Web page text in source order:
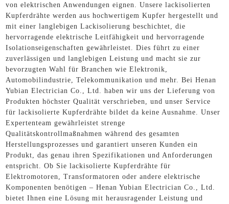
von elektrischen Anwendungen eignen. Unsere lackisolierten
Kupferdrähte werden aus hochwertigem Kupfer hergestellt und
mit einer langlebigen Lackisolierung beschichtet, die
hervorragende elektrische Leitfähigkeit und hervorragende
Isolationseigenschaften gewährleistet. Dies führt zu einer
zuverlässigen und langlebigen Leistung und macht sie zur
bevorzugten Wahl für Branchen wie Elektronik,
Automobilindustrie, Telekommunikation und mehr. Bei Henan
Yubian Electrician Co., Ltd. haben wir uns der Lieferung von
Produkten höchster Qualität verschrieben, und unser Service
für lackisolierte Kupferdrähte bildet da keine Ausnahme. Unser
Expertenteam gewährleistet strenge
Qualitätskontrollmaßnahmen während des gesamten
Herstellungsprozesses und garantiert unseren Kunden ein
Produkt, das genau ihren Spezifikationen und Anforderungen
entspricht. Ob Sie lackisolierte Kupferdrähte für
Elektromotoren, Transformatoren oder andere elektrische
Komponenten benötigen – Henan Yubian Electrician Co., Ltd.
bietet Ihnen eine Lösung mit herausragender Leistung und